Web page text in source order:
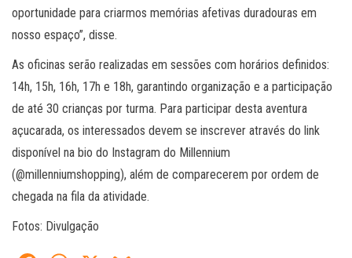
oportunidade para criarmos memórias afetivas duradouras em
nosso espaço”, disse.
As oficinas serão realizadas em sessões com horários definidos:
14h, 15h, 16h, 17h e 18h, garantindo organização e a participação
de até 30 crianças por turma. Para participar desta aventura
açucarada, os interessados devem se inscrever através do link
disponível na bio do Instagram do Millennium
(@millenniumshopping), além de comparecerem por ordem de
chegada na fila da atividade.
Fotos: Divulgação